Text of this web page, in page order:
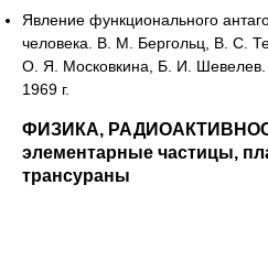
Явление функционального
человека. В. М. Бергольц, В. С.
О. Я. Московкина, Б. И.
1969 г.
ФИЗИКА,
элементарные частицы,
трансураны